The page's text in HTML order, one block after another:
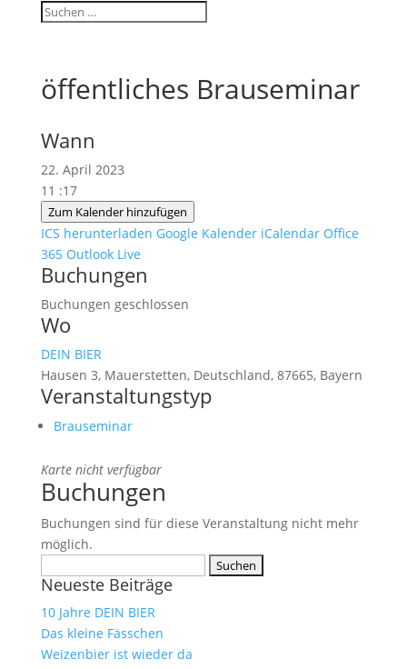
öffentliches Brauseminar
Wann
22. April 2023
11 :17
Zum Kalender hinzufügen
ICS herunterladen Google Kalender iCalendar Office
365 Outlook Live
Buchungen
Buchungen geschlossen
Wo
DEIN BIER
Hausen 3, Mauerstetten, Deutschland, 87665, Bayern
Veranstaltungstyp
Brauseminar
Karte nicht verfügbar
Buchungen
Buchungen sind für diese Veranstaltung nicht mehr
möglich.
nach:
Neueste Beiträge
10 Jahre DEIN BIER
Das kleine Fässchen
Weizenbier ist wieder da